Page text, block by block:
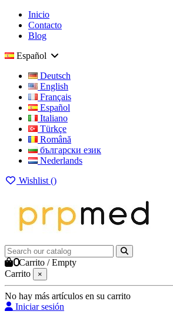
Inicio
Contacto
Blog
Español
Deutsch
English
Français
Español
Italiano
Türkçe
Română
български език
Nederlands
Wishlist ()
0Carrito /Empty
Carrito
×
No hay más artículos en su carrito
Iniciar sesión